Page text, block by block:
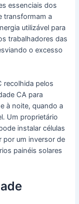
essenciais dos
transformam a
utilizável para
trabalhadores das
o excesso
recolhida pelos
CA para
à noite, quando a
Um proprietário
instalar células
por um inversor de
painéis solares